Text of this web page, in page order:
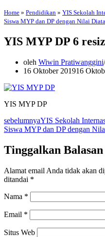
Home » Pendidikan » YIS Sekolah
Siswa MYP dan DP dengan Nilai
YIS MYP DP 6
oleh Wiwin Pratiwanggini
16 Oktober 201916
YIS MYP DP
sebelumnyaYIS Sekolah
Siswa MYP dan DP dengan
Tinggalkan Balasan
Alamat email Anda tidak akan
ditandai *
Nama *
Email *
Situs Web